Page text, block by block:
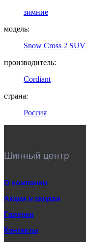
зимние
модель:
Snow Cross 2 SUV
производитель:
Cordiant
страна:
Россия
Шинный центр
О компании
Акции и скидки
Галерея
Контакты